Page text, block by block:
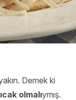
Demek ki
olmalıymış.